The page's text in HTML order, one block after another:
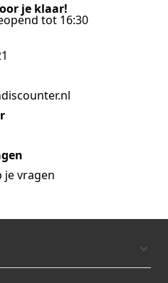
je klaar!
tot 16:30
je vragen